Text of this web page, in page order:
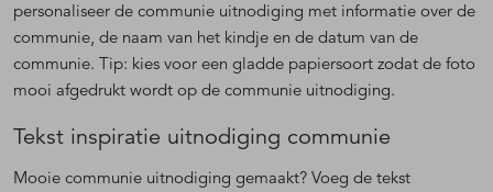
personaliseer de communie uitnodiging met informatie over de
communie, de naam van het kindje en de datum van de
communie. Tip: kies voor een gladde papiersoort zodat de foto
mooi afgedrukt wordt op de communie uitnodiging.
Tekst inspiratie uitnodiging communie
Mooie communie uitnodiging gemaakt? Voeg de tekst